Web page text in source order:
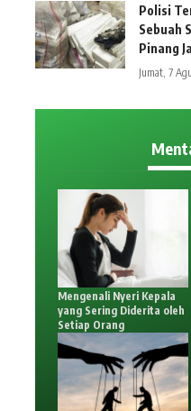
Polisi
Sebuah
Pinang
Jumat, 7
Mengenali Nyeri Kepala
yang Sering Diderita oleh
Setiap Orang